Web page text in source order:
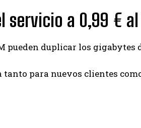
servicio a 0,99 €
pueden duplicar los gigabytes
tanto para nuevos clientes